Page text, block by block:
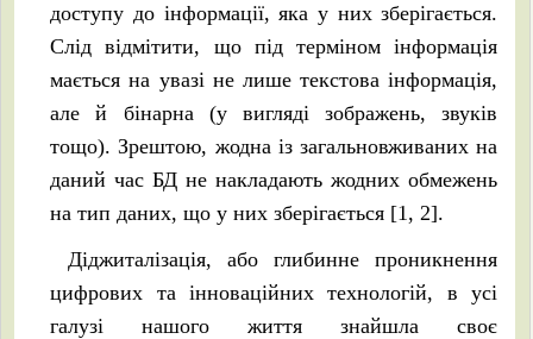
доступу до інформації, яка у них зберігається.
Слід відмітити, що під терміном інформація
мається на увазі не лише текстова інформація,
але й бінарна (у вигляді зображень, звуків
тощо). Зрештою, жодна із загальновживаних на
даний час БД не накладають жодних обмежень
на тип даних, що у них зберігається [1, 2].
Діджиталізація, або глибинне проникнення
цифрових та інноваційних технологій, в усі
галузі нашого життя знайшла своє